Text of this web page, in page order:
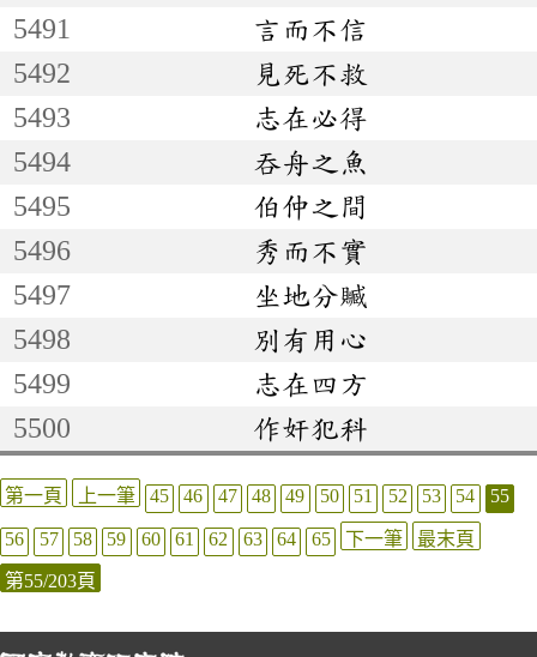
5491
言而不信
5492
見死不救
5493
志在必得
5494
吞舟之魚
5495
伯仲之間
5496
秀而不實
5497
坐地分贓
5498
別有用心
5499
志在四方
5500
作奸犯科
第一頁 上一筆 45 46 47 48 49 50 51 52 53 54 55
56 57 58 59 60 61 62 63 64 65 下一筆 最末頁
第55/203頁